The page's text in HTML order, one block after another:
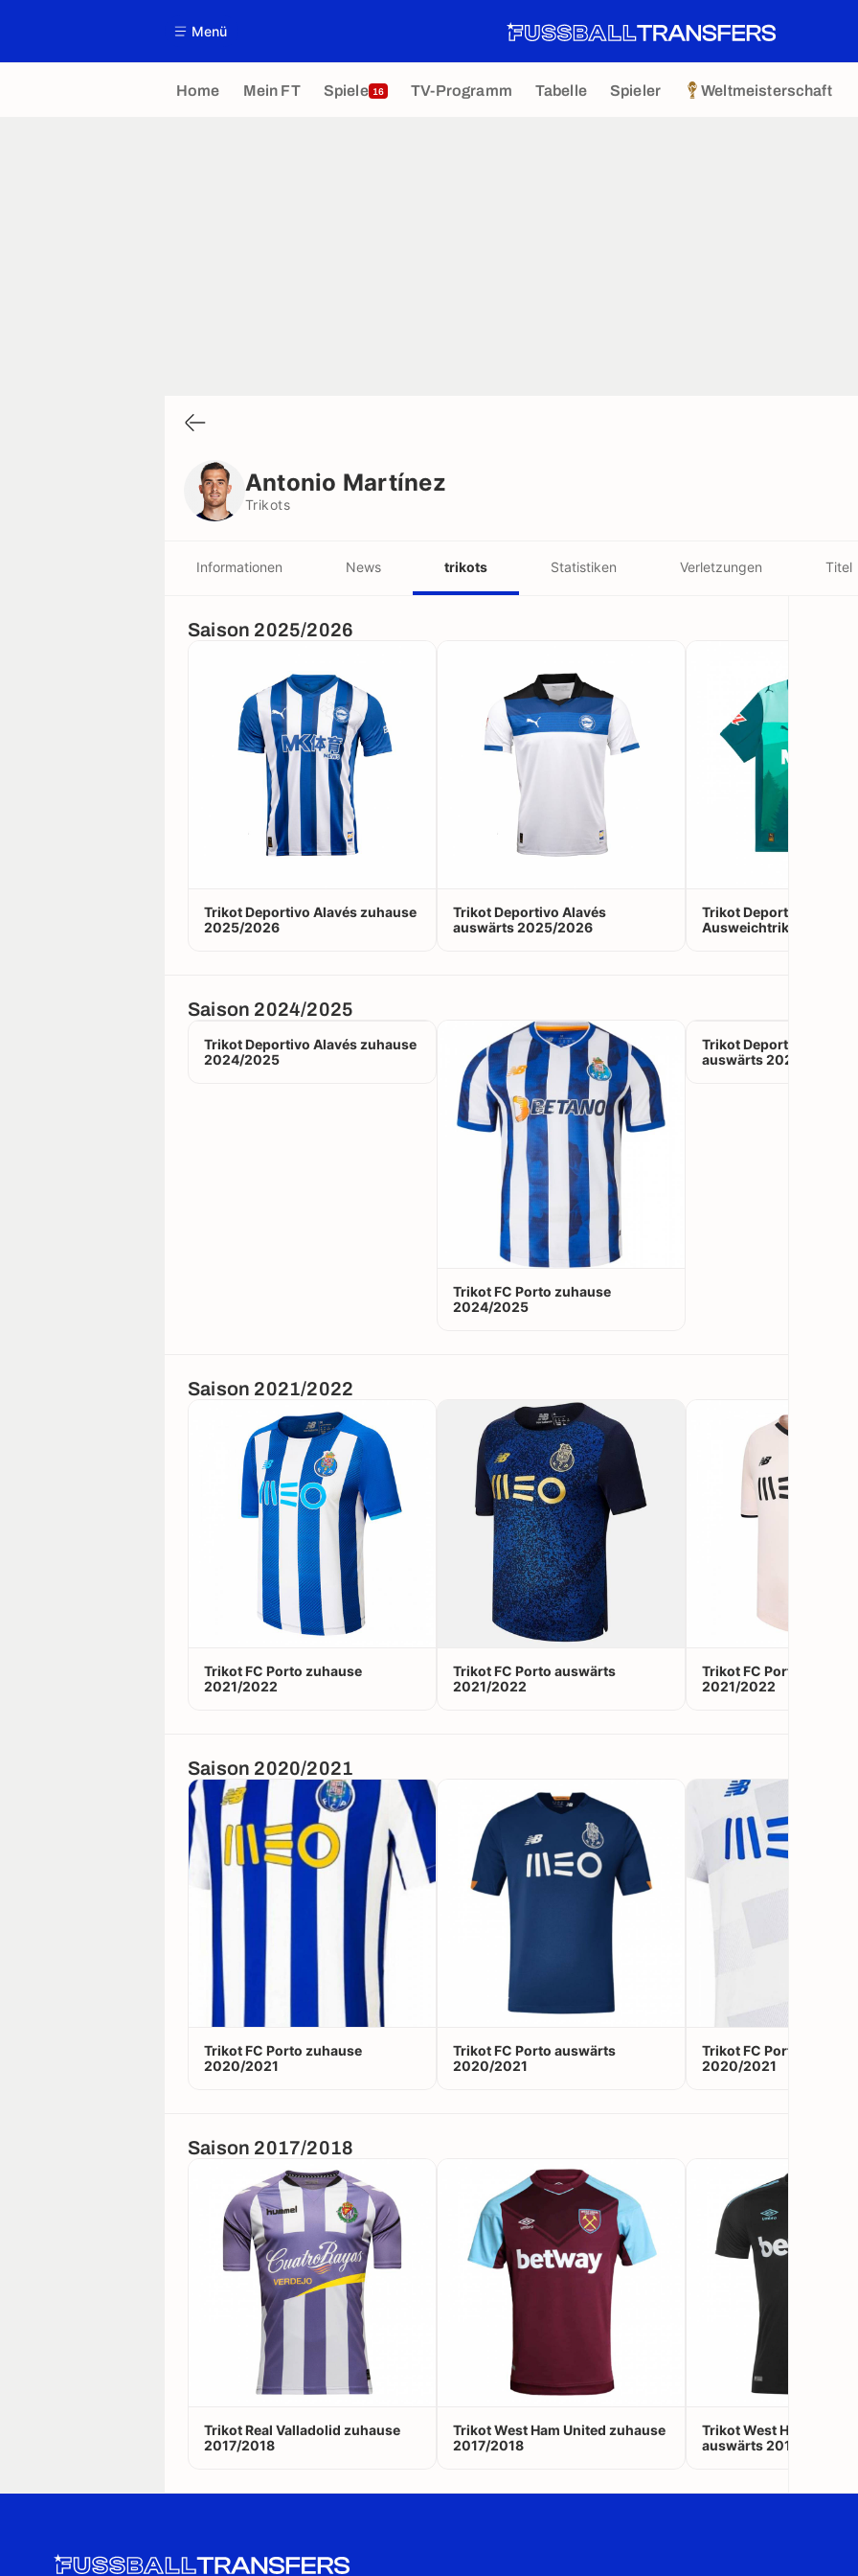
Menü
Home Mein FT Spiele 16 TV-Programm Tabelle Spieler Weltmeisterschaft
Antonio Martínez
Trikots
Informationen News trikots Statistiken Verletzungen Titel
Saison 2025/2026
Trikot Deportivo Alavés zuhause
2025/2026
Trikot Deportivo Alavés
auswärts 2025/2026
Trikot Deportivo Alavés
Ausweichtrikot 2025/
Saison 2024/2025
Trikot Deportivo Alavés zuhause
2024/2025
Trikot FC Porto zuhause
2024/2025
Trikot Deportivo Alavés
auswärts 2024/2025
Saison 2021/2022
Trikot FC Porto zuhause
2021/2022
Trikot FC Porto auswärts
2021/2022
Trikot FC Porto
2021/2022
Saison 2020/2021
Trikot FC Porto zuhause
2020/2021
Trikot FC Porto auswärts
2020/2021
Trikot FC Porto
2020/2021
Saison 2017/2018
Trikot Real Valladolid zuhause
2017/2018
Trikot West Ham United zuhause
2017/2018
Trikot West Ham United
auswärts 2017/2018